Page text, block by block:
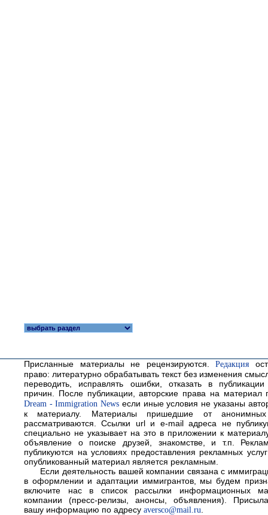
Присланные материалы не рецензируются.Редакция
право: литературно обрабатывать текст без изменения
переводить, исправлять ошибки, отказать в
причин. После публикации, авторские права на материал
Dream - Immigration News если иные условия не указаны
к материалу. Материалы пришедшие от анонимных
рассматриваются. Cсылки url и e-mail адреса не
специально не указывает на это в приложении к
объявление о поиске друзей, знакомстве, и т.п.
публикуются на условиях предоставления рекламных
опубликованный материал является рекламным.
Если деятельность вашей компании связана с
в оформлении и адаптации иммигрантов, мы будем
включите нас в список рассылки информационных
компании (пресс-релизы, анонсы, объявления).
вашу информацию по адресу aversco@mail.ru